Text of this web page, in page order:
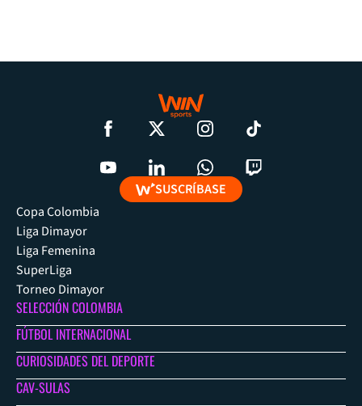
SUSCRÍBASE
Copa Colombia
Liga Dimayor
Liga Femenina
SuperLiga
Torneo Dimayor
SELECCIÓN COLOMBIA
FÚTBOL INTERNACIONAL
CURIOSIDADES DEL DEPORTE
CAV-SULAS